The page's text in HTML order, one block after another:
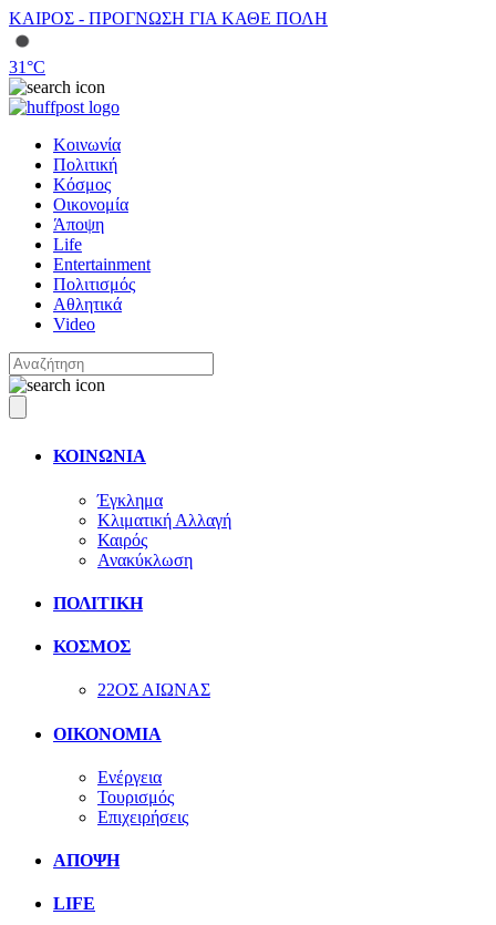
ΚΑΙΡΟΣ - ΠΡΟΓΝΩΣΗ ΓΙΑ ΚΑΘΕ ΠΟΛΗ
31°C
Κοινωνία
Πολιτική
Κόσμος
Οικονομία
Άποψη
Life
Entertainment
Πολιτισμός
Αθλητικά
Video
ΚΟΙΝΩΝΙΑ
Έγκλημα
Κλιματική Αλλαγή
Καιρός
Ανακύκλωση
ΠΟΛΙΤΙΚΗ
ΚΟΣΜΟΣ
22ΟΣ ΑΙΩΝΑΣ
ΟΙΚΟΝΟΜΙΑ
Ενέργεια
Τουρισμός
Επιχειρήσεις
ΑΠΟΨΗ
LIFE